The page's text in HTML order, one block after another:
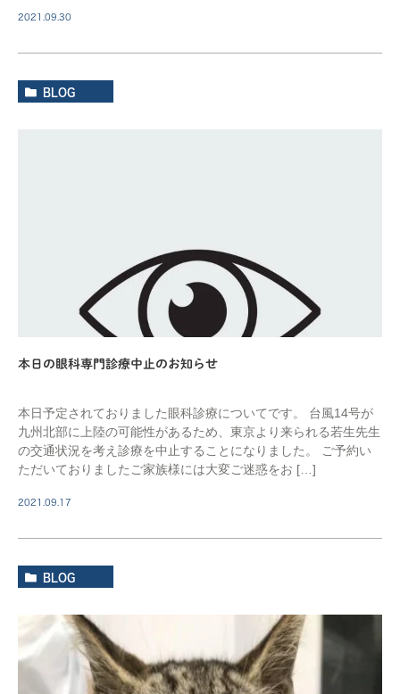
2021.09.30
BLOG
本日の眼科専門診療中止のお知らせ
本日予定されておりました眼科診療についてです。 台風14号が
九州北部に上陸の可能性があるため、東京より来られる若生先生
の交通状況を考え診療を中止することになりました。 ご予約い
ただいておりましたご家族様には大変ご迷惑をお […]
2021.09.17
BLOG